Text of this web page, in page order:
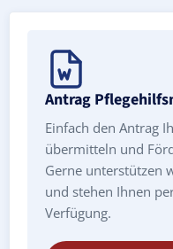
Antrag
Einfach den Antrag
übermitteln und
Gerne unterstützen
und stehen Ihnen
Verfügung.